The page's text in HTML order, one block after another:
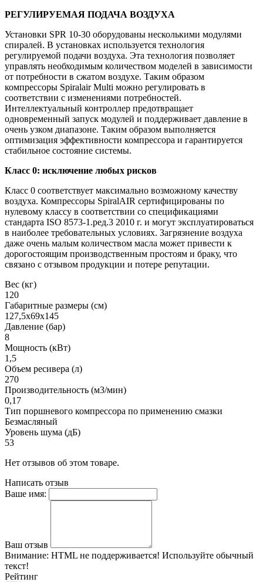
РЕГУЛИРУЕМАЯ ПОДАЧА ВОЗДУХА
Установки SPR 10-30 оборудованы несколькими модулями
спиралей. В установках используется технология
регулируемой подачи воздуха. Эта технология позволяет
управлять необходимым количеством моделей в зависимости
от потребности в сжатом воздухе. Таким образом
компрессоры Spiralair Multi можно регулировать в
соответствии с изменениями потребностей.
Интеллектуальный контроллер предотвращает
одновременный запуск модулей и поддерживает давление в
очень узком диапазоне. Таким образом выполняется
оптимизация эффективности компрессора и гарантируется
стабильное состояние системы.
Класс 0: исключение любых рисков
Класс 0 соответствует максимально возможному качеству
воздуха. Компрессоры SpiralAIR сертифицированы по
нулевому классу в соответствии со спецификациями
стандарта ISO 8573-1.ред.3 2010 г. и могут эксплуатироваться
в наиболее требовательных условиях. Загрязнение воздуха
даже очень малым количеством масла может привести к
дорогостоящим производственным простоям и браку, что
связано с отзывом продукции и потере репутации.
Вес (кг)
120
Габаритные размеры (см)
127,5х69х145
Давление (бар)
8
Мощность (кВт)
1,5
Объем ресивера (л)
270
Производительность (м3/мин)
0,17
Тип поршневого компрессора по применению смазки
Безмасляный
Уровень шума (дБ)
53
Нет отзывов об этом товаре.
Написать отзыв
Ваше имя:
Ваш отзыв
Внимание: HTML не поддерживается! Используйте обычный
текст!
Рейтинг